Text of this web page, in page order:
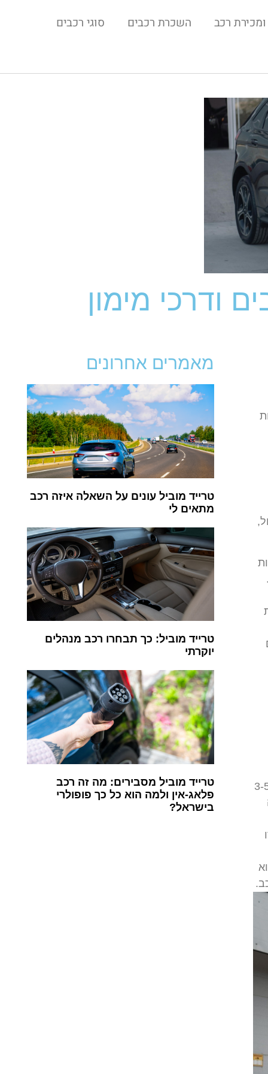
ומכירת רכב השכרת רכבים סוגי רכבים
ודרכי מימון
הקלאסית – לוקחים הלוואה מהבנק או מחברת אשראי ומחזירים בתשלומים במשך 3-5
מאמרים אחרונים
טרייד מוביל עונים על השאלה איזה רכב
מתאים לי
טרייד מוביל: כך תבחרו רכב מנהלים
יוקרתי
טרייד מוביל מסבירים: מה זה רכב
פלאג-אין ולמה הוא כל כך פופולרי
בישראל?